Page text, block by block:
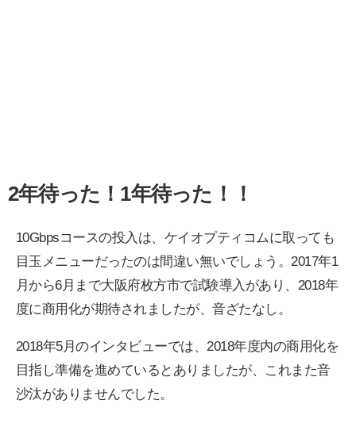
2年待った！1年待った！！
10Gbpsコースの投入は、ケイオプティコムに取っても
目玉メニューだったのは間違い無いでしょう。2017年1
月から6月まで大阪府枚方市で試験導入があり、2018年
度に商用化が期待されましたが、音ざたなし。
2018年5月のインタビューでは、2018年度内の商用化を
目指し準備を進めているとありましたが、これまた音
沙汰がありませんでした。